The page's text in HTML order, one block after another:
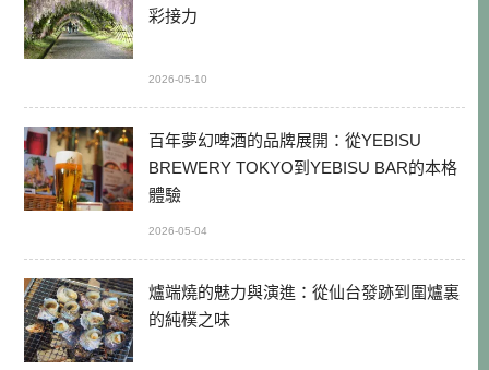
彩接力
2026-05-10
百年夢幻啤酒的品牌展開：從YEBISU
BREWERY TOKYO到YEBISU BAR的本格
體驗
2026-05-04
爐端燒的魅力與演進：從仙台發跡到圍爐裏
的純樸之味